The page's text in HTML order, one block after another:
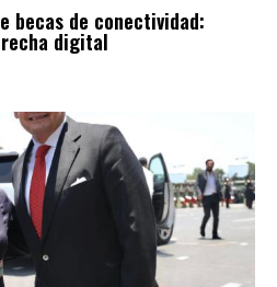
becas de conectividad:
digital